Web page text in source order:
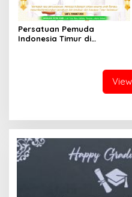
Persatuan Pemuda
Indonesia Timur di